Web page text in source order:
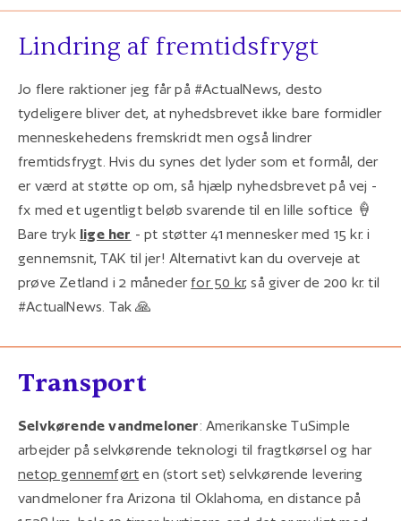
Lindring af fremtidsfrygt
Jo flere raktioner jeg får på #ActualNews, desto
tydeligere bliver det, at nyhedsbrevet ikke bare formidler
menneskehedens fremskridt men også lindrer
fremtidsfrygt. Hvis du synes det lyder som et formål, der
er værd at støtte op om, så hjælp nyhedsbrevet på vej -
fx med et ugentligt beløb svarende til en lille softice 🍦
Bare tryk lige her - pt støtter 41 mennesker med 15 kr. i
gennemsnit, TAK til jer! Alternativt kan du overveje at
prøve Zetland i 2 månederfor 50 kr, så giver de 200 kr. til
#ActualNews. Tak 🙏
Transport
Selvkørende vandmeloner: Amerikanske TuSimple
arbejder på selvkørende teknologi til fragtkørsel og har
netop gennemført en (stort set) selvkørende levering
vandmeloner fra Arizona til Oklahoma, en distance på